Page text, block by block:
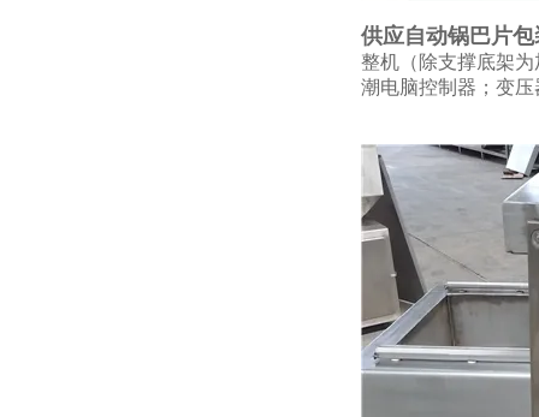
供应自动锅巴片
整机（除支撑底架
潮电脑控制器；变